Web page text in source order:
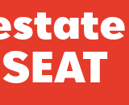
Black